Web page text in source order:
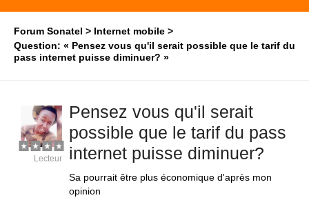
Forum Sonatel
Internet mobile
Question: « Pensez vous qu'il serait possible que le tarif du
pass internet puisse diminuer? »
Pensez vous qu'il serait
possible que le tarif du pass
internet puisse diminuer?
Sa pourrait être plus économique d'après mon
opinion
Lecteur